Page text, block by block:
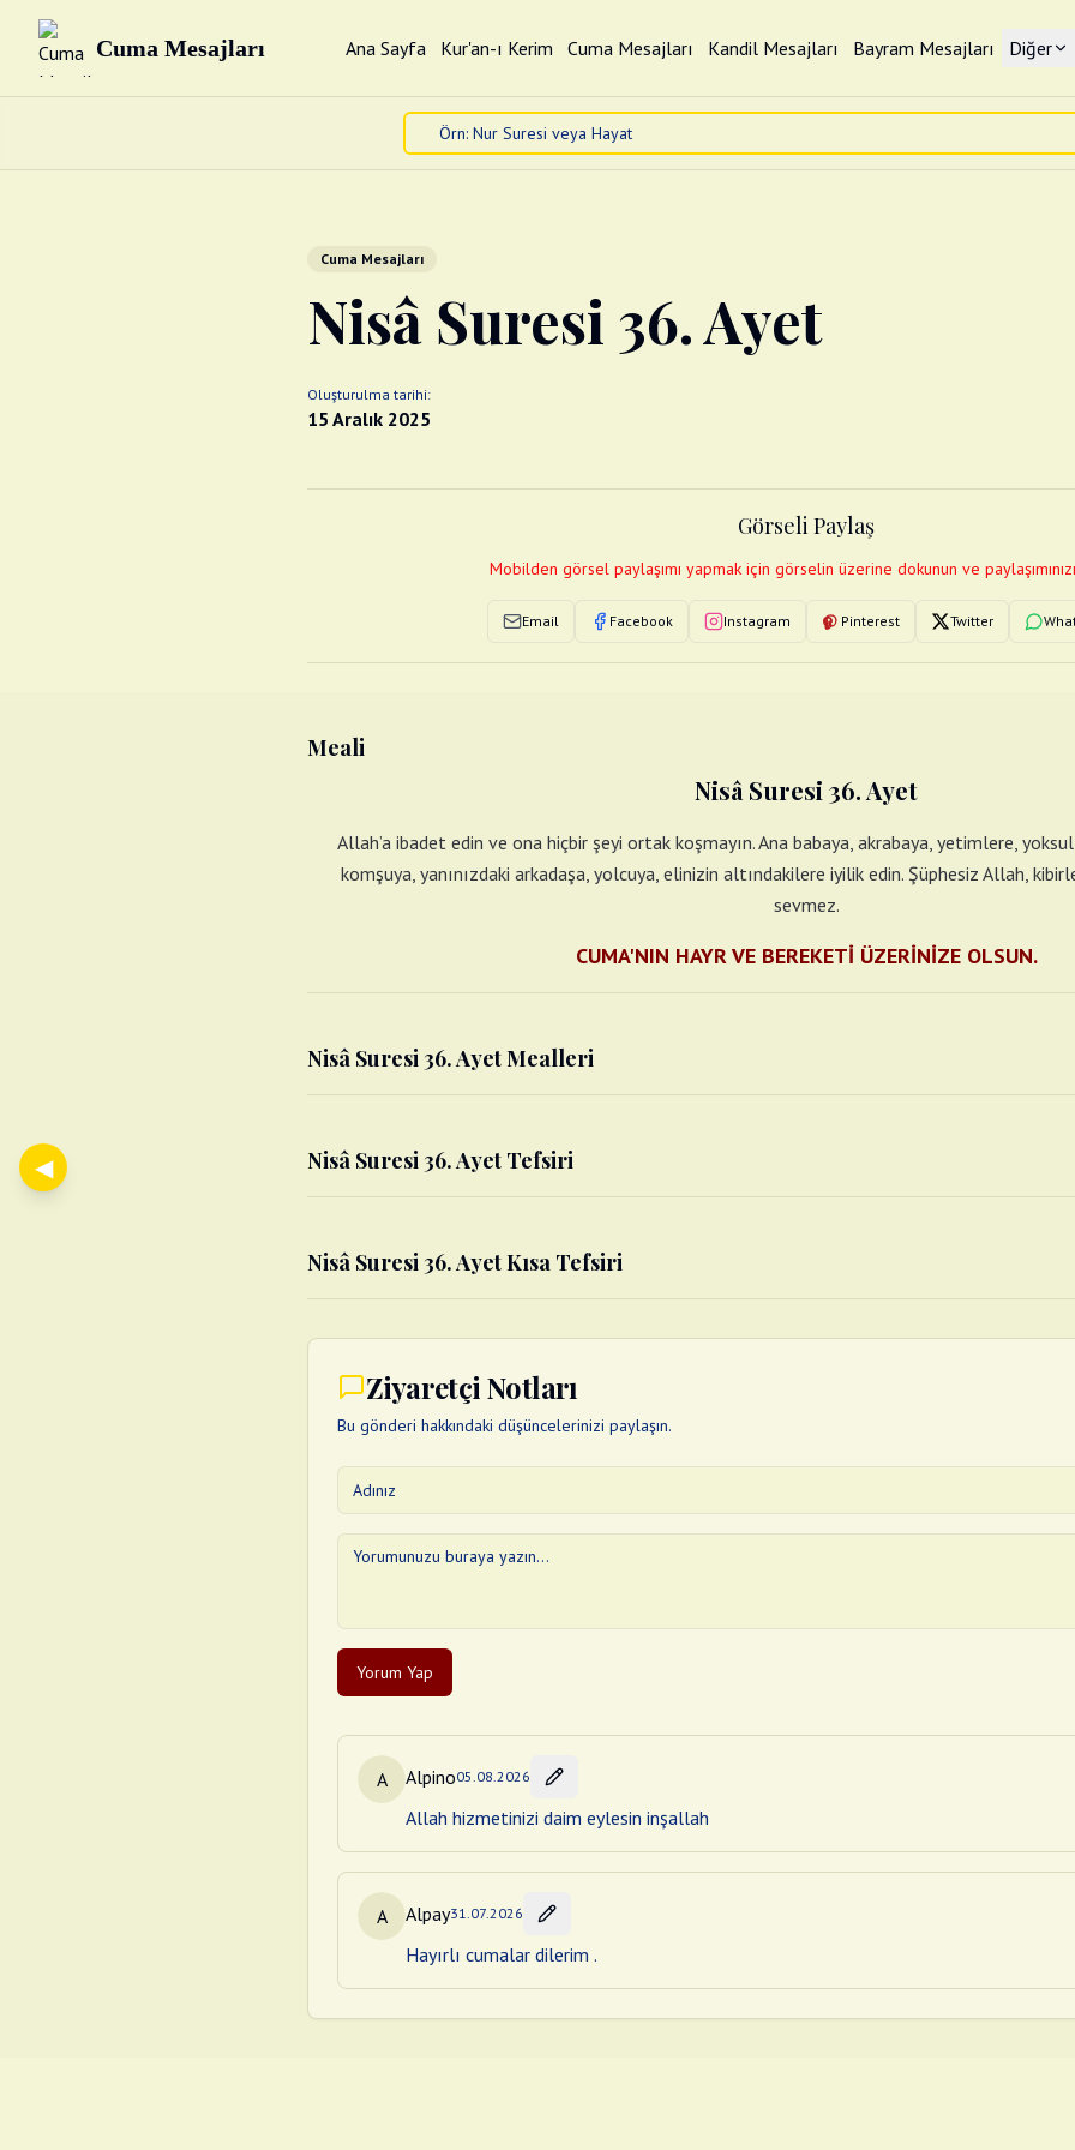
Cuma Mesajları Ana Sayfa Kur'an-ı Kerim Cuma Mesajları Kandil Mesajları Bayram Mesajları Diğer
Cuma Mesajları
Nisâ Suresi 36. Ayet
Oluşturulma tarihi:
15 Aralık 2025
Görseli Paylaş
Mobilden görsel paylaşımı yapmak için görselin üzerine dokunun ve
Email Facebook Instagram Pinterest Twitter
Meali
Nisâ Suresi 36. Ayet
Allah’a ibadet edin ve ona hiçbir şeyi ortak koşmayın. Ana babaya, akrabaya, yetimlere,
komşuya, yanınızdaki arkadaşa, yolcuya, elinizin altındakilere iyilik edin. Şüphesiz Allah,
sevmez.
CUMA'NIN HAYR VE BEREKETİ ÜZERİNİZE OLSUN.
Nisâ Suresi 36. Ayet Mealleri
Nisâ Suresi 36. Ayet Tefsiri
Nisâ Suresi 36. Ayet Kısa Tefsiri
Ziyaretçi Notları
Bu gönderi hakkındaki düşüncelerinizi paylaşın.
Yorum Yap
A Alpino05.08.2026
Allah hizmetinizi daim eylesin inşallah
A Alpay31.07.2026
Hayırlı cumalar dilerim .
◀